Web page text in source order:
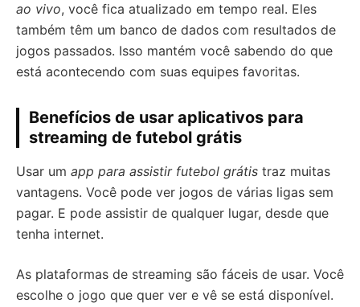
ao vivo, você fica atualizado em tempo real. Eles
também têm um banco de dados com resultados de
jogos passados. Isso mantém você sabendo do que
está acontecendo com suas equipes favoritas.
Benefícios de usar aplicativos para
streaming de futebol grátis
Usar um app para assistir futebol grátis traz muitas
vantagens. Você pode ver jogos de várias ligas sem
pagar. E pode assistir de qualquer lugar, desde que
tenha internet.
As plataformas de streaming são fáceis de usar. Você
escolhe o jogo que quer ver e vê se está disponível.